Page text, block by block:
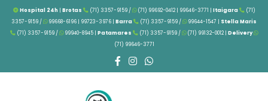
Hospital 24h| Brotas (71) 3357-9159 / (71) 99692-0412 | 99646-3771 | Itaigara
(71)
3357-9159 /
99668-6196 | 99723-3976 | Barra (71) 3357-9159 / 99644-1547 | Stella Maris
(71) 3357-9159 /
99940-8945 | Patamares (71) 3357-9159 / (71) 99132-0012 | Delivery
(71) 99646-3771